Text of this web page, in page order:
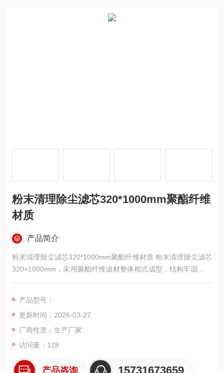
粉末清理除尘滤芯320*1000mm聚酯纤维
材质
产品简介
粉末清理除尘滤芯320*1000mm聚酯纤维材质 粉末清理除尘滤芯
320×1000mm，采用聚酯纤维滤材整体褶式成型，结构牢固、透
气性好，专为喷涂喷粉、粉末回收、化工粉料、金属粉末等工况
高，适配脉冲反吹清灰系统，可快速拦截与回收生产过程中的粉
末粉尘，实现洁净排放与物料循环利用，具备耐磨、易清灰、安
装通用性强等特点。
产品型号：
更新时间：2026-03-27
厂商性质：生产厂家
访问量：128
产品咨询 15731673659